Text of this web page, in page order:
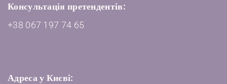
Консультація претендентів:
+38 067 197 74 65
Адреса у Києві: